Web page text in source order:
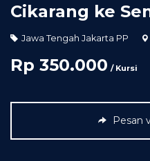
Cikarang ke
Jawa Tengah Jakarta PP
Rp 350.000 / Kursi
Pesan